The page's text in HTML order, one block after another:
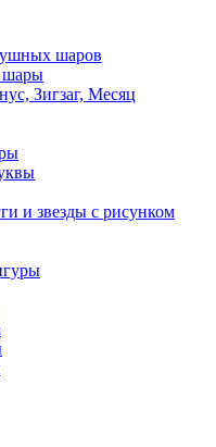
шаров
шары
Зигзаг, Месяц
и звезды с рисунком